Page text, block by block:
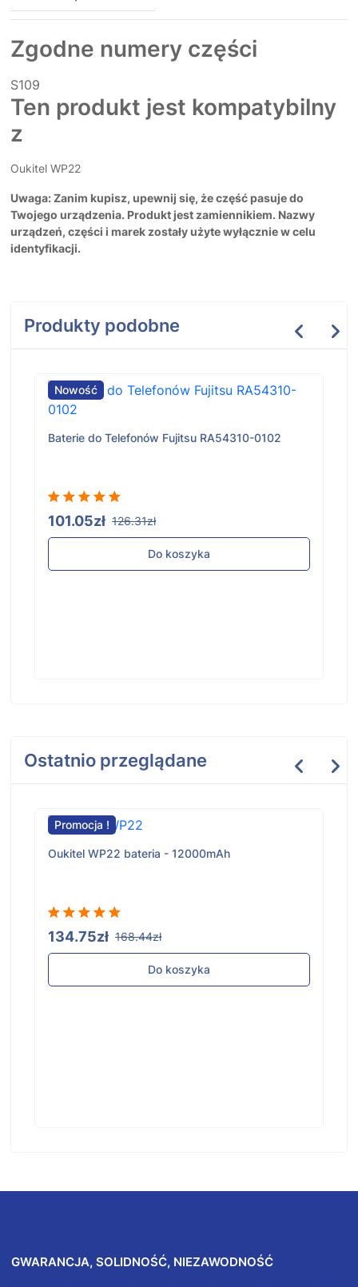
Zgodne numery części
S109
Ten produkt jest kompatybilny
z
Oukitel WP22
Uwaga: Zanim kupisz, upewnij się, że część pasuje do
Twojego urządzenia. Produkt jest zamiennikiem. Nazwy
urządzeń, części i marek zostały użyte wyłącznie w celu
identyfikacji.
Produkty podobne
Nowość
Baterie do Telefonów Fujitsu RA54310-0102
101.05zł 126.31zł
Do koszyka
Ostatnio przeglądane
Promocja !
Oukitel WP22 bateria - 12000mAh
134.75zł 168.44zł
Do koszyka
GWARANCJA, SOLIDNOŚĆ, NIEZAWODNOŚĆ